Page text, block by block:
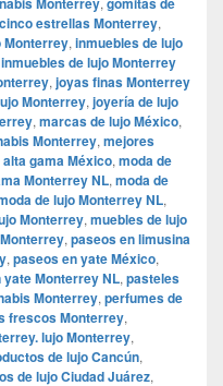
estrellas Monterrey,
Monterrey, inmuebles de lujo
inmuebles de lujo Monterrey
, joyas finas Monterrey
Monterrey, joyería de lujo
, marcas de lujo México,
Monterrey, mejores
gama México, moda de
Monterrey NL, moda de
de lujo Monterrey NL,
Monterrey, muebles de lujo
, paseos en limusina
, paseos en yate México,
yate Monterrey NL, pasteles
Monterrey, perfumes de
frescos Monterrey,
lujo Monterrey,
de lujo Cancún,
de lujo Ciudad Juárez,